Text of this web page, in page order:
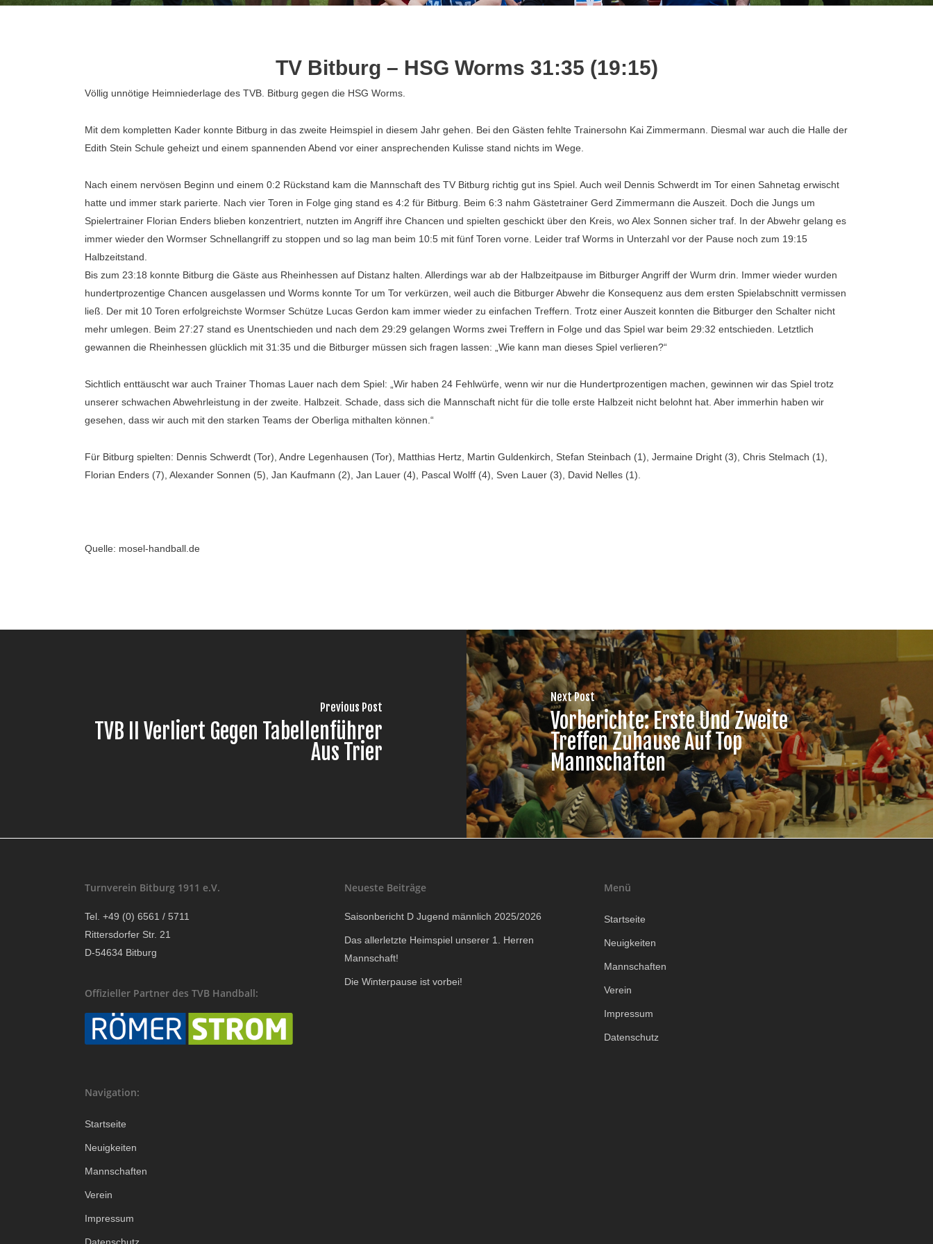
TV Bitburg – HSG Worms 31:35 (19:15)
Völlig unnötige Heimniederlage des TVB. Bitburg gegen die HSG Worms.
Mit dem kompletten Kader konnte Bitburg in das zweite Heimspiel in diesem Jahr gehen. Bei den Gästen fehlte Trainersohn Kai Zimmermann. Diesmal war auch die Halle der
Edith Stein Schule geheizt und einem spannenden Abend vor einer ansprechenden Kulisse stand nichts im Wege.
Nach einem nervösen Beginn und einem 0:2 Rückstand kam die Mannschaft des TV Bitburg richtig gut ins Spiel. Auch weil Dennis Schwerdt im Tor einen Sahnetag erwischt
hatte und immer stark parierte. Nach vier Toren in Folge ging stand es 4:2 für Bitburg. Beim 6:3 nahm Gästetrainer Gerd Zimmermann die Auszeit. Doch die Jungs um
Spielertrainer Florian Enders blieben konzentriert, nutzten im Angriff ihre Chancen und spielten geschickt über den Kreis, wo Alex Sonnen sicher traf. In der Abwehr gelang es
immer wieder den Wormser Schnellangriff zu stoppen und so lag man beim 10:5 mit fünf Toren vorne. Leider traf Worms in Unterzahl vor der Pause noch zum 19:15
Halbzeitstand.
Bis zum 23:18 konnte Bitburg die Gäste aus Rheinhessen auf Distanz halten. Allerdings war ab der Halbzeitpause im Bitburger Angriff der Wurm drin. Immer wieder wurden
hundertprozentige Chancen ausgelassen und Worms konnte Tor um Tor verkürzen, weil auch die Bitburger Abwehr die Konsequenz aus dem ersten Spielabschnitt vermissen
ließ. Der mit 10 Toren erfolgreichste Wormser Schütze Lucas Gerdon kam immer wieder zu einfachen Treffern. Trotz einer Auszeit konnten die Bitburger den Schalter nicht
mehr umlegen. Beim 27:27 stand es Unentschieden und nach dem 29:29 gelangen Worms zwei Treffern in Folge und das Spiel war beim 29:32 entschieden. Letztlich
gewannen die Rheinhessen glücklich mit 31:35 und die Bitburger müssen sich fragen lassen: „Wie kann man dieses Spiel verlieren?“
Sichtlich enttäuscht war auch Trainer Thomas Lauer nach dem Spiel: „Wir haben 24 Fehlwürfe, wenn wir nur die Hundertprozentigen machen, gewinnen wir das Spiel trotz
unserer schwachen Abwehrleistung in der zweite. Halbzeit. Schade, dass sich die Mannschaft nicht für die tolle erste Halbzeit nicht belohnt hat. Aber immerhin haben wir
gesehen, dass wir auch mit den starken Teams der Oberliga mithalten können.“
Für Bitburg spielten: Dennis Schwerdt (Tor), Andre Legenhausen (Tor), Matthias Hertz, Martin Guldenkirch, Stefan Steinbach (1), Jermaine Dright (3), Chris Stelmach (1),
Florian Enders (7), Alexander Sonnen (5), Jan Kaufmann (2), Jan Lauer (4), Pascal Wolff (4), Sven Lauer (3), David Nelles (1).
Quelle: mosel-handball.de
Previous Post
TVB II Verliert Gegen Tabellenführer
Aus Trier
Next Post
Vorberichte: Erste Und Zweite
Treffen Zuhause Auf Top
Mannschaften
Turnverein Bitburg 1911 e.V.
Tel. +49 (0) 6561 / 5711
Rittersdorfer Str. 21
D-54634 Bitburg
Offizieller Partner des TVB Handball:
Navigation:
Startseite
Neuigkeiten
Mannschaften
Verein
Impressum
Neueste Beiträge
Saisonbericht D Jugend männlich 2025/2026
Das allerletzte Heimspiel unserer 1. Herren
Mannschaft!
Die Winterpause ist vorbei!
Menü
Startseite
Neuigkeiten
Mannschaften
Verein
Impressum
Datenschutz